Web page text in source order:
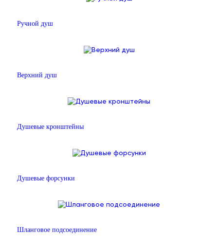
Ручной душ
Верхний душ
Душевые кронштейны
Душевые форсунки
Шланговое подсоединение